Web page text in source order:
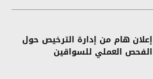
إعلان هام من إدارة الترخيص حول
الفحص العملي للسواقين